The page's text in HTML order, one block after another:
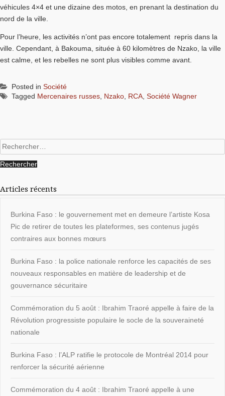
véhicules 4×4 et une dizaine des motos, en prenant la destination du
nord de la ville.
Pour l’heure, les activités n’ont pas encore totalement repris dans la
ville. Cependant, à Bakouma, située à 60 kilomètres de Nzako, la ville
est calme, et les rebelles ne sont plus visibles comme avant.
Posted in Société
Tagged Mercenaires russes Nzako RCA Société Wagner
Rechercher :
Articles récents
Burkina Faso : le gouvernement met en demeure l’artiste Kosa
Pic de retirer de toutes les plateformes, ses contenus jugés
contraires aux bonnes mœurs
Burkina Faso : la police nationale renforce les capacités de ses
nouveaux responsables en matière de leadership et de
gouvernance sécuritaire
Commémoration du 5 août : Ibrahim Traoré appelle à faire de la
Révolution progressiste populaire le socle de la souveraineté
nationale
Burkina Faso : l’ALP ratifie le protocole de Montréal 2014 pour
renforcer la sécurité aérienne
Commémoration du 4 août : Ibrahim Traoré appelle à une